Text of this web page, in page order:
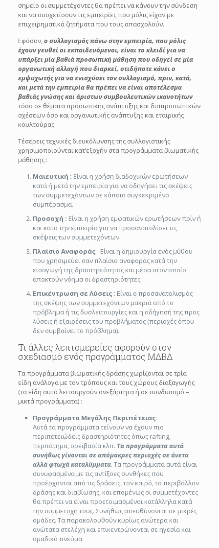
σημείο οι συμμετέχοντες θα πρέπει να κάνουν την σύνδεση
και να συσχετίσουν τις εμπειρίες που μόλις είχαν με
επιχειρηματικά ζητήματα που τους απασχολούν.
Εφόσον,ο συλλογισμός πάνω στην εμπειρία, που μόλις
έχουν γευθεί οι εκπαιδευόμενοι, είναι το κλειδί για να
υπάρξει μία βαθιά προσωπική μάθηση που οδηγεί σε μία
οργανωτική αλλαγή που διαρκεί, οτιδήποτε κάνει ο
εμψυχωτής για να ενισχύσει τον συλλογισμό, πριν, κατά,
και μετά την εμπειρία θα πρέπει να είναι αποτέλεσμα
βαθιάς γνώσης και άριστων συμβουλευτικών ικανοτήτων
τόσο σε θέματα προσωπικής ανάπτυξης και διαπροσωπικών
σχέσεων όσο και οργανωτικής ανάπτυξης και εταιρικής
κουλτούρας.
Τέσερεις τεχνικές διευκόλυνσης της συλλογιστικής
χρησιμοποιούνται κατ’εξοχήν στα προγράμματα βιωματικής
μάθησης :
Μαιευτική : Είναι η χρήση διαδοχικών ερωτήσεων
κατά ή μετά την εμπειρία για να οδηγήσει τις σκέψεις
των συμμετεχόντων σε κάποιο συγκεκριμένο
συμπέρασμα.
Προσοχή : Είναι η χρήση εμφατικών ερωτήσεων πρίν ή
και κατά την εμπειρία για να προσανατολίσει τις
σκέψεις των συμμετεχόντων.
Πλαίσιο Αναφοράς : Είναι η δημιουργία ενός μύθου
που χρησιμεύει σαν πλαίσιο αναφοράς κατά την
εισαγωγή της δραστηριότητας και μέσα στον οποίο
αποκτούν νόημα οι δραστηριότητες.
Επικέντρωση σε Λύσεις : Είναι ο προσανατολισμός
της σκέψης των συμμετεχόντων μακριά από το
πρόβλημα ή τις δυσλειτουργίες και η οδήγησή της προς
λύσεις ή εξαιρέσεις του προβλήματος (περιοχές όπου
δεν συμβαίνει το πρόβλημα).
Τι άλλες λεπτομερείες αφορούν στον
σχεδιασμό ενός προγράμματος ΜΔΒΔ
Τα προγράμματα βιωματικής δράσης χωρίζονται σε τρία
είδη ανάλογα με τον τρόπους και τους χώρους διαξαγωγής
(τα είδη αυτά λειτουργούν ανεξάρτητα ή σε συνδυασμό –
μικτά προγράμματα) :
Προγράμματα Μεγάλης Περιπέτειας:
Αυτά τα προγράμματα τείνουν να έχουν πιο
περιπετειώδεις δραστηριότητες όπως rafting,
περπάτημα, ορειβασία κλπ. Τα προγράμματα αυτά
συνήθως γίνονται σε απόμακρες περιοχές σε άνετα
αλλά φτωχά καταλύμματα. Τα προγράμματα αυτά είναι
συνυφασμένα με τις αντίξοες συνθήκες που
προέρχονται από τις δράσεις, τον καιρό, το περιβάλλον
δράσης και διαβίωσης, και επομένως οι συμμετέχοντες
θα πρέπει να είναι προετοιμασμένοι κατάλληλα κατά
την συμμετοχή τους. Συνήθως απευθύνονται σε μικρές
ομάδες. Τα παρακολουθούν κυρίως ανώτερα και
ανώτατα στελέχη και επικεντρώνονται σε ηγεσία και
ομαδικό πνεύμα.